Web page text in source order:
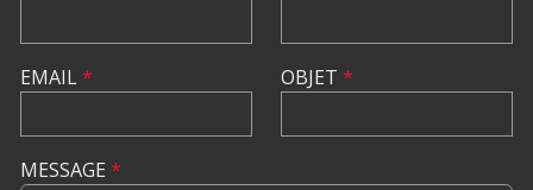
EMAIL* OBJET *
MESSAGE *